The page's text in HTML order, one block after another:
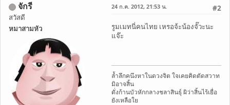
จักรี
สวัสดี
หมาสามหัว
#2
24 ก.ค. 2012, 21:53 น.
รูมเมทนี่คนไทย เหรอจ้ะน้องจั๊วะนะ
แจ๊ะ
ล้ำลึกคนึงหาในดวงจิต ใจเคยคิดตัดสวาท
มิอาจสิ้น
ดั่งก้านบัวหักกลางชลาสินธุ์ ผิว่าสิ้นไร้เยื่อ
ยังเหลือใย